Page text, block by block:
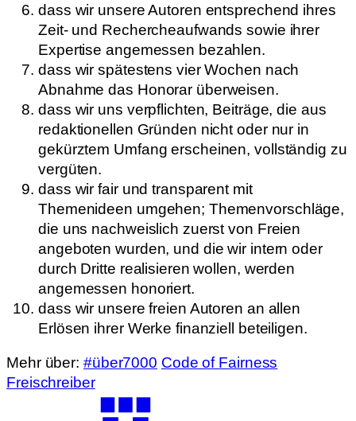
dass wir unsere Autoren entsprechend ihres
Zeit- und Rechercheaufwands sowie ihrer
Expertise angemessen bezahlen.
dass wir spätestens vier Wochen nach
Abnahme das Honorar überweisen.
dass wir uns verpflichten, Beiträge, die aus
redaktionellen Gründen nicht oder nur in
gekürztem Umfang erscheinen, vollständig zu
vergüten.
dass wir fair und transparent mit
Themenideen umgehen; Themenvorschläge,
die uns nachweislich zuerst von Freien
angeboten wurden, und die wir intern oder
durch Dritte realisieren wollen, werden
angemessen honoriert.
dass wir unsere freien Autoren an allen
Erlösen ihrer Werke finanziell beteiligen.
Mehr über: #über7000 Code of Fairness
Freischreiber